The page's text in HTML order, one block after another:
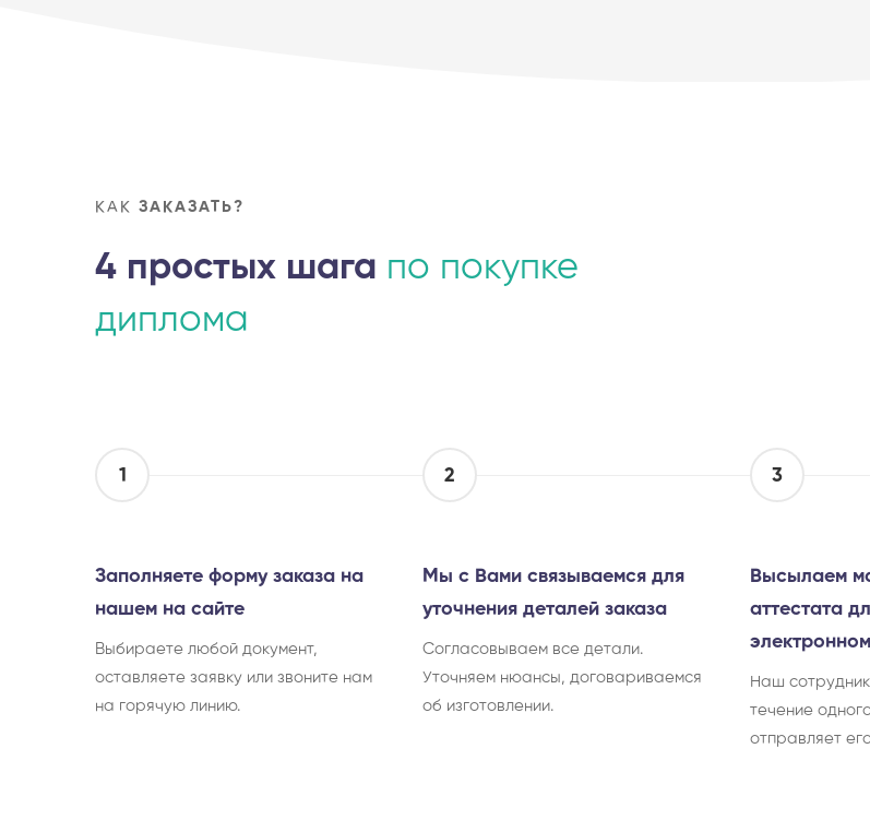
КАК ЗАКАЗАТЬ?
4 простых шага по покупке
диплома
1
Заполняете форму заказа на
нашем на сайте
Выбираете любой документ,
оставляете заявку или звоните нам
на горячую линию.
2
Мы с Вами связываемся для
уточнения деталей заказа
Согласовываем все детали.
Уточняем нюансы, договариваемся
об изготовлении.
3
Высылаем
аттестата
Наш
течение
отправляет